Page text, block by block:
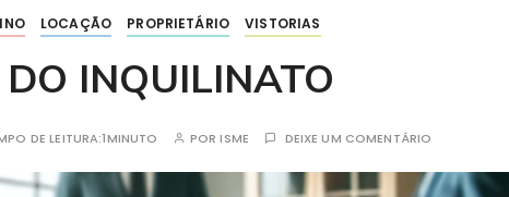
LOCAÇÃO PROPRIETÁRIO VISTORIAS
DO INQUILINATO
DE LEITURA:1MINUTO PORISME DEIXE UM COMENTÁRIO